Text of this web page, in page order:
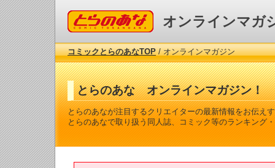
コミックとらのあな オンラインマガ
コミックとらのあなTOP/ オンラインマガジン
とらのあな オンラインマガジン！
とらのあなが注目するクリエイターの最新情報をお伝え
とらのあなで取り扱う同人誌、コミック等のランキング